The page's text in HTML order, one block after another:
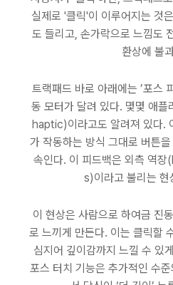
실제로 '클릭'이 이루어지는 것
도 들리고, 손가락으로 느낌도
환상에 불
트랙패드 바로 아래에는 ’포스
동 모터가 달려 있다. 몇몇 애플
haptic)이라고도 알려져 있다.
가 작동하는 방식 그대로 버튼
속인다. 이 피드백은 외측 역
s)이라고 불리는 현
이 현상은 사람으로 하여금 진
로 느끼게 만든다. 이는 클릭할
심지어 깊이감까지 느낄 수 있
포스 터치 기능은 추가적인 수